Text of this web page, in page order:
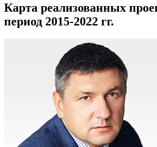
Карта реализованных
период 2015‑2022 гг.